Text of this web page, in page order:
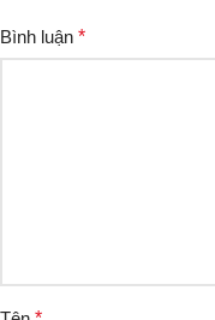
Bình luận *